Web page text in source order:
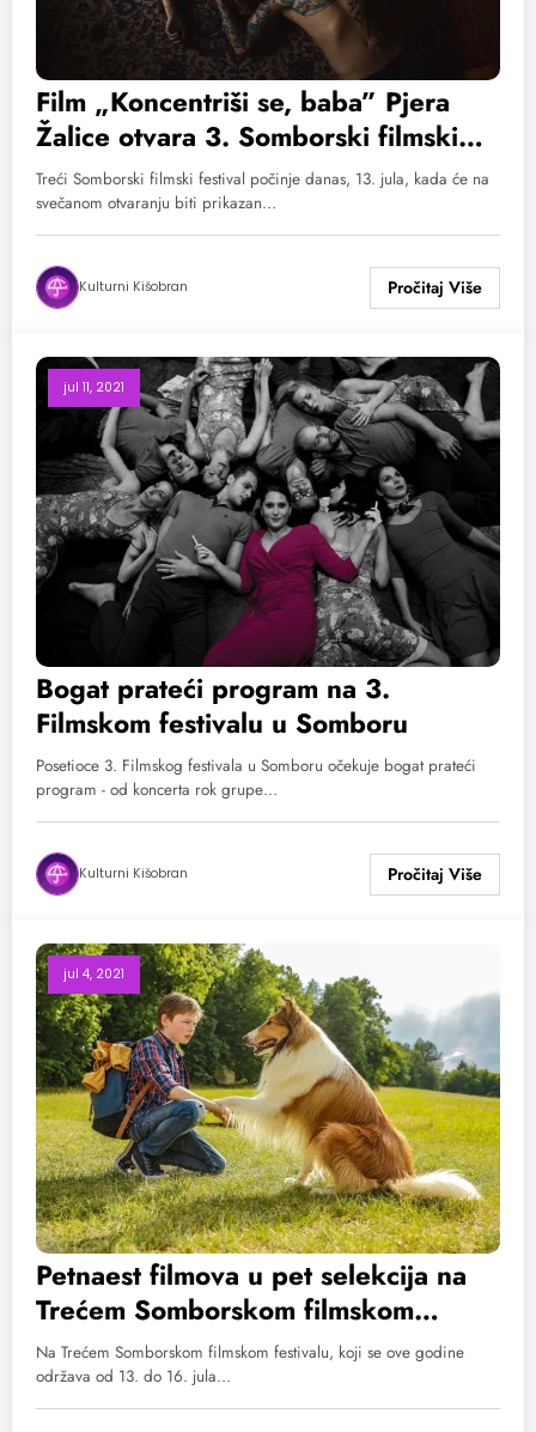
Film „Koncentriši se, baba” Pjera
Žalice otvara 3. Somborski filmski
festival
Treći Somborski filmski festival počinje danas, 13. jula, kada će na
svečanom otvaranju biti prikazan…
Kulturni Kišobran
jul 11, 2021
Bogat prateći program na 3.
Filmskom festivalu u Somboru
Posetioce 3. Filmskog festivala u Somboru očekuje bogat prateći
program - od koncerta rok grupe…
Kulturni Kišobran
jul 4, 2021
Petnaest filmova u pet selekcija na
Trećem Somborskom filmskom
festivalu
Na Trećem Somborskom filmskom festivalu, koji se ove godine
održava od 13. do 16. jula…